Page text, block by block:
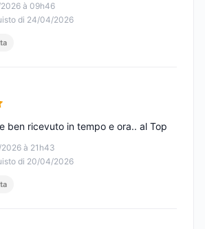
à 09h46
di 24/04/2026
à 21h43
di 20/04/2026
ben ricevuto in tempo e ora.. al Top